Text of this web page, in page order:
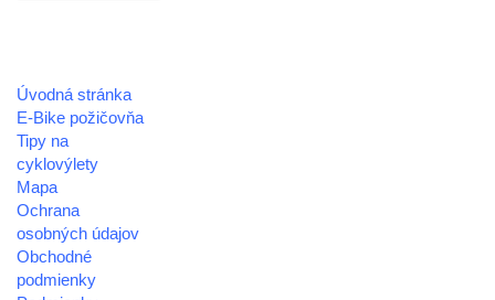
Úvodná stránka
E-Bike požičovňa
Tipy na
cyklovýlety
Mapa
Ochrana
osobných údajov
Obchodné
podmienky